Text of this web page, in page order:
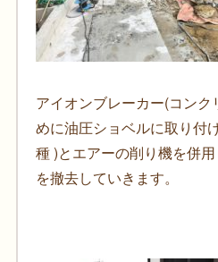
アイオンブレーカー(コン
めに油圧ショベルに取り付
種 )とエアーの削り機を併
を撤去していきます。